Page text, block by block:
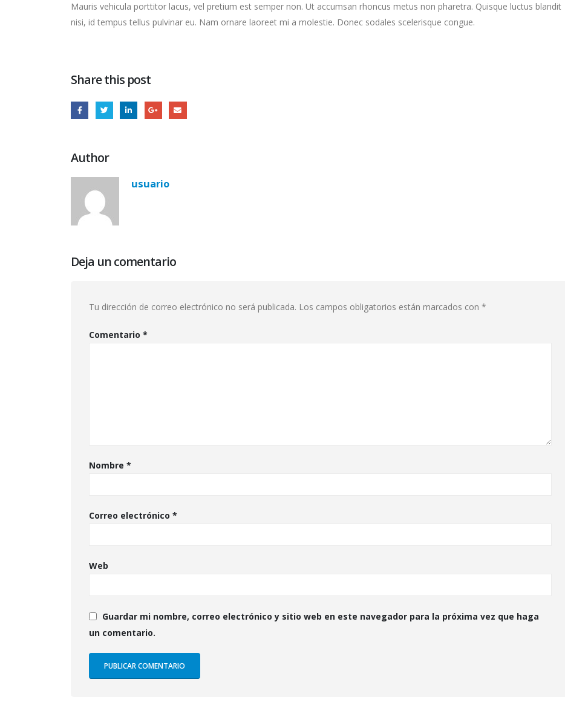
Mauris vehicula porttitor lacus, vel pretium est semper non. Ut accumsan rhoncus metus non pharetra. Quisque luctus blandit
nisi, id tempus tellus pulvinar eu. Nam ornare laoreet mi a molestie. Donec sodales scelerisque congue.
Share this post
Author
usuario
Deja un comentario
Tu dirección de correo electrónico no será publicada. Los campos obligatorios están marcados con *
Comentario *
Nombre *
Correo electrónico *
Web
Guardar mi nombre, correo electrónico y sitio web en este navegador para la próxima vez que haga
un comentario.